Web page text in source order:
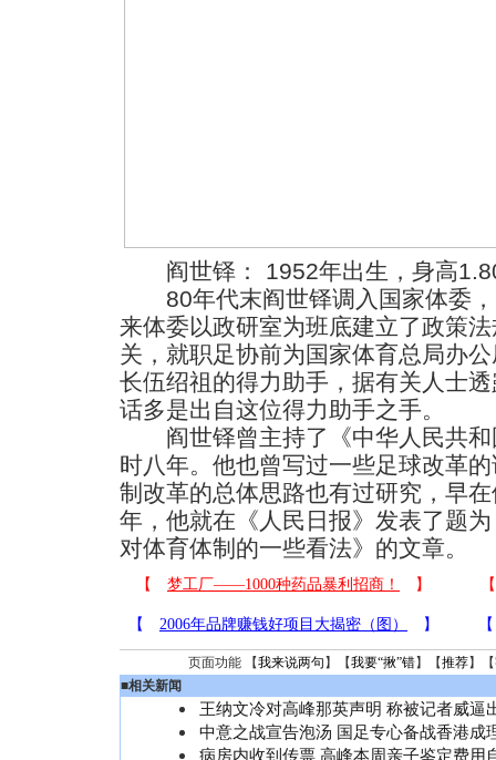
阎世铎： 1952年出生，身高
80年代末阎世铎调入国家体委，
来体委以政研室为班底建立了政策
关，就职足协前为国家体育总局办
长伍绍祖的得力助手，据有关人士
话多是出自这位得力助手之手。
阎世铎曾主持了《中华人民共和
时八年。他也曾写过一些足球改革
制改革的总体思路也有过研究，早
年，他就在《人民日报》发表了
对体育体制的一些看法》的文章。
页面功能 【我来说两句 】【我要“揪”错】【推荐】
■相关新闻
王纳文冷对高峰那英声明 称被记者威逼
中意之战宣告泡汤 国足专心备战香港成
病房内收到传票 高峰本周亲子鉴定费用